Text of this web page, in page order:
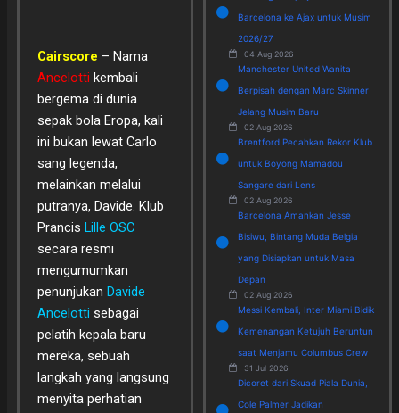
Cairscore – Nama
Ancelotti kembali
bergema di dunia
sepak bola Eropa, kali
ini bukan lewat Carlo
sang legenda,
melainkan melalui
putranya, Davide. Klub
Prancis Lille OSC
secara resmi
mengumumkan
penunjukan Davide
Ancelotti sebagai
pelatih kepala baru
mereka, sebuah
langkah yang langsung
menyita perhatian
Barcelona ke Ajax untuk Musim
2026/27
04 Aug 2026
Manchester United Wanita
Berpisah dengan Marc Skinner
Jelang Musim Baru
02 Aug 2026
Brentford Pecahkan Rekor Klub
untuk Boyong Mamadou
Sangare dari Lens
02 Aug 2026
Barcelona Amankan Jesse
Bisiwu, Bintang Muda Belgia
yang Disiapkan untuk Masa
Depan
02 Aug 2026
Messi Kembali, Inter Miami Bidik
Kemenangan Ketujuh Beruntun
saat Menjamu Columbus Crew
31 Jul 2026
Dicoret dari Skuad Piala Dunia,
Cole Palmer Jadikan